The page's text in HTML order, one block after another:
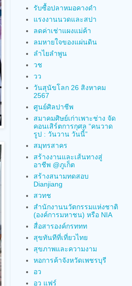
รับซื้อปลาหมอคางดำ
แรงงานนวดและสปา
ลดค่าเช่าแผงแม่ค้า
ลมหายใจของแผ่นดิน
ลำไยลำพูน
วช
วว
วันสุนัขโลก 26 สิงหาคม
2567
ศูนย์ศิลปาชีพ
สมาคมศิษย์เก่าเพาะช่าง จัด
คอนเสิร์ตการกุศล “คนวาด
รูป : วันวาน วันนี้”
สมุทรสาคร
สร้างงานและเส้นทางสู่
อาชีพ @ภูเก็ต
สร้างสนามทดสอบ
Dianjiang
สวทช
สำนักงานนวัตกรรมแห่งชาติ
(องค์การมหาชน) หรือ NIA
สื่อสารองค์กรททท
สุขทันทีที่เที่ยวไทย
สุขภาพและความงาม
หอการค้าจังหวัดเพชรบุรี
อว
อว แฟร์